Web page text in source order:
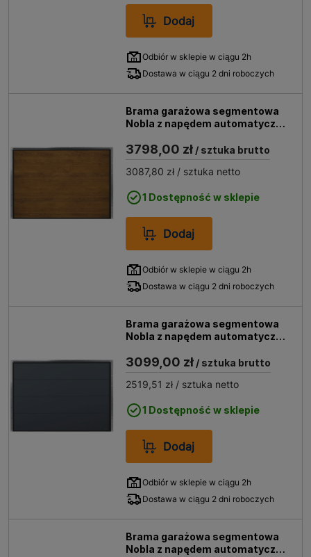
Dodaj
Odbiór w sklepie w ciągu 2h
Dostawa w ciągu 2 dni roboczych
Brama garażowa segmentowa
Nobla z napędem automatyczna
3798,00 zł / sztuka brutto
3087,80 zł / sztuka netto
1 Dostępność w sklepie
Dodaj
Odbiór w sklepie w ciągu 2h
Dostawa w ciągu 2 dni roboczych
Brama garażowa segmentowa
Nobla z napędem automatyczna
3099,00 zł / sztuka brutto
2519,51 zł / sztuka netto
1 Dostępność w sklepie
Dodaj
Odbiór w sklepie w ciągu 2h
Dostawa w ciągu 2 dni roboczych
Brama garażowa segmentowa
Nobla z napędem automatyczna